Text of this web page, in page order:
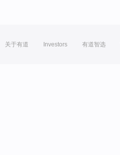
关于有道 Investors 有道智选